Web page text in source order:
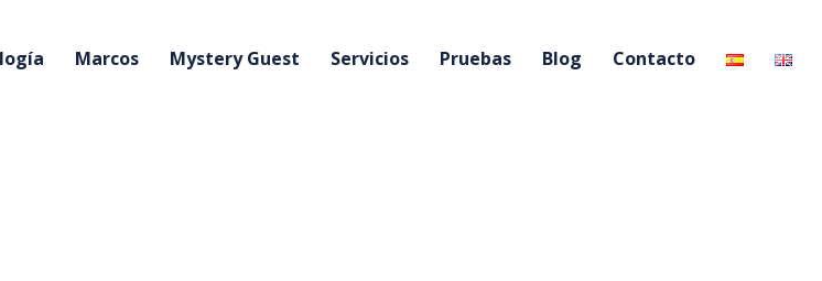
Marcos Mystery Guest Servicios Pruebas Blog Contacto